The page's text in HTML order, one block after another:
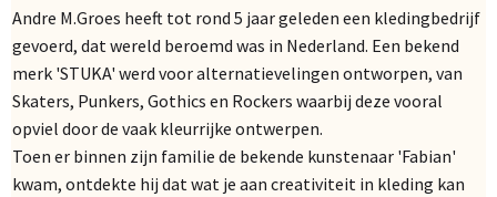
Andre M.Groes heeft tot rond 5 jaar geleden een kledingbedrijf
gevoerd, dat wereld beroemd was in Nederland. Een bekend
merk 'STUKA' werd voor alternatievelingen ontworpen, van
Skaters, Punkers, Gothics en Rockers waarbij deze vooral
opviel door de vaak kleurrijke ontwerpen.
Toen er binnen zijn familie de bekende kunstenaar 'Fabian'
kwam, ontdekte hij dat wat je aan creativiteit in kleding kan